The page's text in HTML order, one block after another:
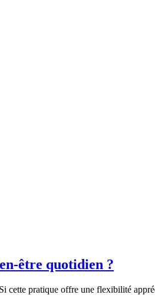
être quotidien ?
cette pratique offre une flexibilité